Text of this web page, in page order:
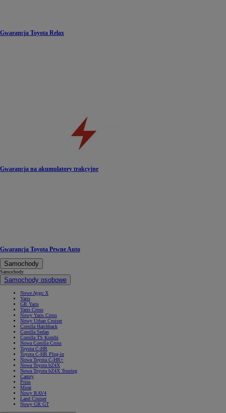
Gwarancja Toyota Relax
Gwarancja na akumulatory trakcyjne
Gwarancja Toyota Pewne Auto
Samochody
Samochody
Samochody osobowe
Nowe Aygo X
Yaris
GR Yaris
Yaris Cross
Nowy Yaris Cross
Nowy Urban Cruiser
Corolla Hatchback
Corolla Sedan
Corolla TS Kombi
Nowa Corolla Cross
Toyota C-HR
Toyota C-HR Plug-in
Nowa Toyota C-HR+
Nowa Toyota bZ4X
Nowa Toyota bZ4X Touring
Camry
Prius
Mirai
Nowy RAV4
Land Cruiser
Nowy GR GT